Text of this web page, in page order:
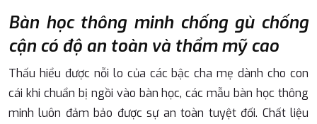
Bàn học thông minh chống gù chống
cận có độ an toàn và thẩm mỹ cao
Thấu hiểu được nỗi lo của các bậc cha mẹ dành cho con
cái khi chuẩn bị ngồi vào bàn học, các mẫu bàn học thông
minh luôn đảm bảo được sự an toàn tuyệt đối. Chất liệu